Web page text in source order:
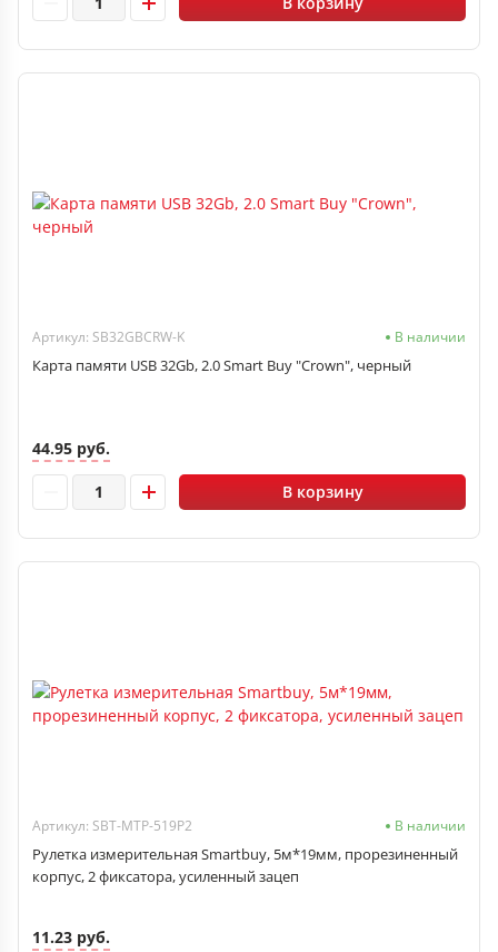
Артикул: SB32GBCRW-K В наличии
Карта памяти USB 32Gb, 2.0 Smart Buy "Crown", черный
44.95 руб.
В корзину
Артикул: SBT-MTP-519P2 В наличии
Рулетка измерительная Smartbuy, 5м*19мм, прорезиненный
корпус, 2 фиксатора, усиленный зацеп
11.23 руб.